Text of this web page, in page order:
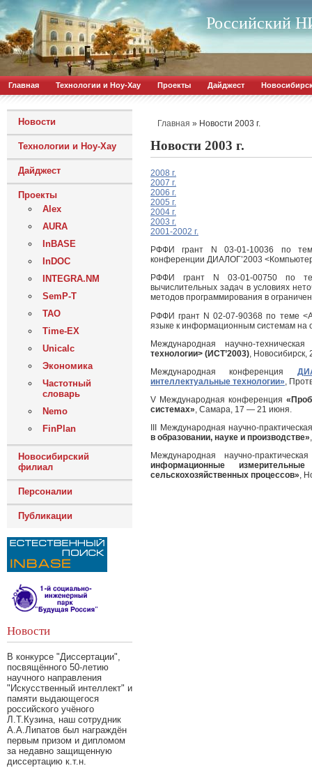
Российский
Главная Технологии и Ноу-Хау Проекты Дайджест
Новости
Технологии и Ноу-Хау
Дайджест
Проекты
Alex
AURA
InBASE
InDOC
INTEGRA.NM
SemP-T
ТАО
Time-EX
Unicalc
Экономика
Частотный
словарь
Nemo
FinPlan
Новосибирский
филиал
Персоналии
Публикации
Новости
В конкурсе "Диссертации",
посвящённого 50-летию
научного направления
"Искусственный интеллект" и
памяти выдающегося
российского учёного
Л.Т.Кузина, наш сотрудник
А.А.Липатов был награждён
первым призом и дипломом
за недавно защищенную
диссертацию к.т.н.
Главная » Новости 2003 г.
Новости 2003 г.
2008 г.
2007 г.
2006 г.
2005 г.
2004 г.
2003 г.
2001-2002 г.
РФФИ грант N 03-01-10036 по
конференции ДИАЛОГ’2003
РФФИ грант N 03-01-00750 по
вычислительных задач в условиях
методов программирования в
РФФИ грант N 02-07-90368 по теме
языке к информационным системам на
Международная научно-
технологии> (ИСТ’2003) ,
Международная конференция
интеллектуальные технологии»,
V Международная конференция
системах», Самара, 17 — 21 июня.
III Международная научно-
в образовании, науке и производстве»
Международная научно-
информационные
сельскохозяйственных процессов»,